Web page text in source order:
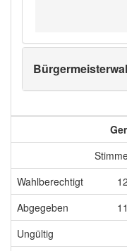
Wahlberechtigt
Abgegeben
Ungültig